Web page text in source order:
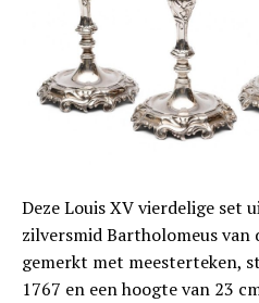
Deze Louis XV vierdelige set
zilversmid Bartholomeus van
gemerkt met meesterteken,
1767 en een hoogte van 23